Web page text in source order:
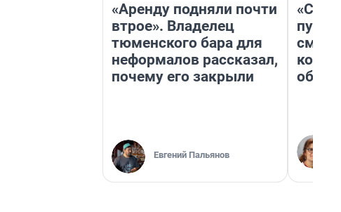
«Аренду подняли почти
втрое». Владелец
тюменского бара для
неформалов рассказал,
почему его закрыли
Евгений Пальянов